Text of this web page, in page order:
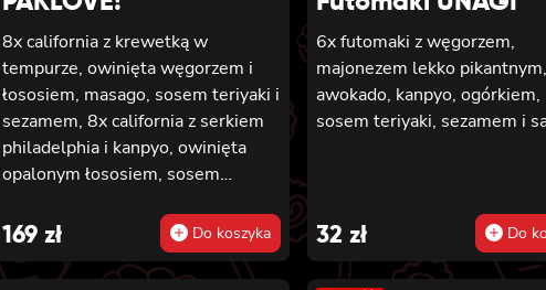
8x california z krewetką w
tempurze, owinięta węgorzem i
łososiem, masago, sosem teriyaki i
sezamem, 8x california z serkiem
philadelphia i kanpyo, owinięta
opalonym łososiem, sosem
serkiem philadelphia i awokado
owinięta łososiem, 6x futomaki z
krewetką w tempurze, ogórkiem,
169 zł Do koszyka
6x futomaki z węgorzem,
majonezem lekko pikantnym,
awokado, kanpyo, ogórkiem,
sosem teriyaki, sezamem i
32 zł Do